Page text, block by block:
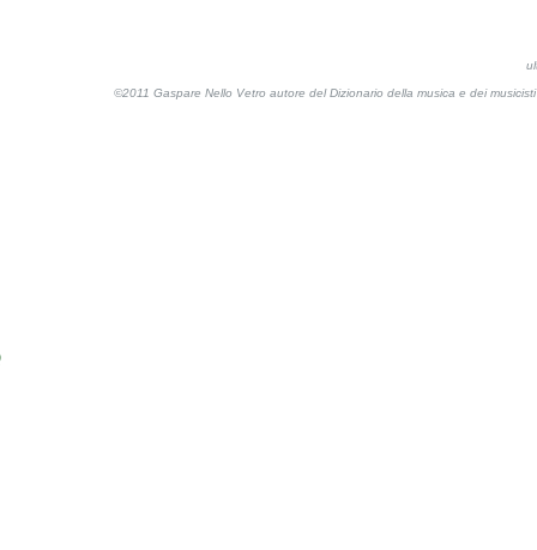
©2011 Gaspare Nello Vetro autore del Dizionario della musica e dei